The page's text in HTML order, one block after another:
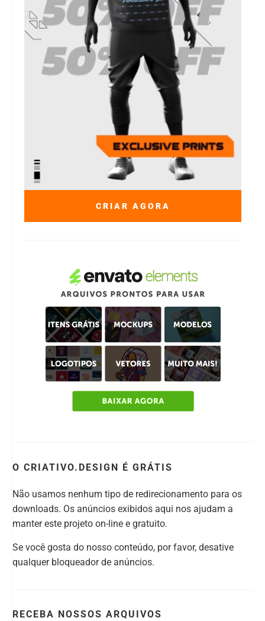
CRIAR AGORA
O CRIATIVO.DESIGN É GRÁTIS
Não usamos nenhum tipo de redirecionamento para os
downloads. Os anúncios exibidos aqui nos ajudam a
manter este projeto on-line e gratuito.
Se você gosta do nosso conteúdo, por favor, desative
qualquer bloqueador de anúncios.
RECEBA NOSSOS ARQUIVOS